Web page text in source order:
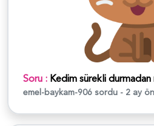
Soru : Kedim sürekli durmadan
emel-baykam-906 sordu - 2 ay